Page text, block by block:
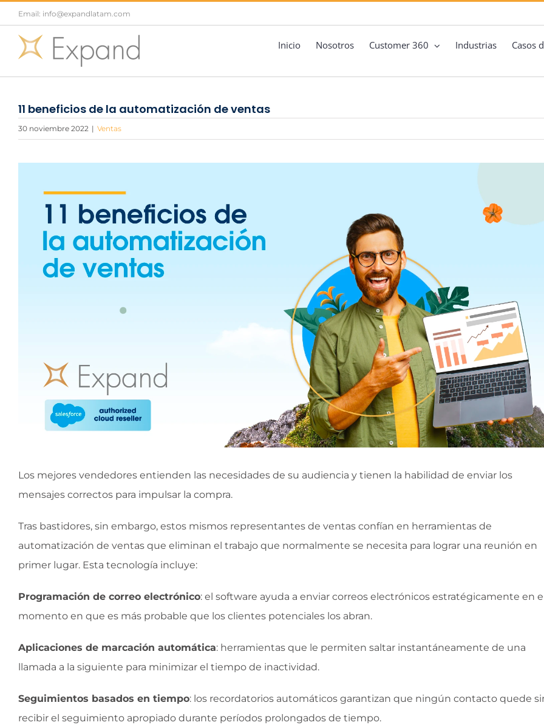
Saltar
al
contenido
Email: info@expandlatam.com
Inicio Nosotros Customer 360 Industrias Casos
11 beneficios de la automatización de ventas
30 noviembre 2022 | Ventas
Los mejores vendedores entienden las necesidades de su audiencia y tienen la habilidad de enviar los
mensajes correctos para impulsar la compra.
Tras bastidores, sin embargo, estos mismos representantes de ventas confían en herramientas de
automatización de ventas que eliminan el trabajo que normalmente se necesita para lograr una reunión en
primer lugar. Esta tecnología incluye:
Programación de correo electrónico: el software ayuda a enviar correos electrónicos estratégicamente en
momento en que es más probable que los clientes potenciales los abran.
Aplicaciones de marcación automática: herramientas que le permiten saltar instantáneamente de una
llamada a la siguiente para minimizar el tiempo de inactividad.
Seguimientos basados en tiempo: los recordatorios automáticos garantizan que ningún contacto quede
recibir el seguimiento apropiado durante períodos prolongados de tiempo.